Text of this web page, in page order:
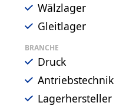
Wälzlager
Gleitlager
BRANCHE
Druck
Antriebstechnik
Lagerhersteller